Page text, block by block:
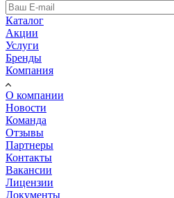
Каталог
Акции
Услуги
Бренды
Компания
О компании
Новости
Команда
Отзывы
Партнеры
Контакты
Вакансии
Лицензии
Документы